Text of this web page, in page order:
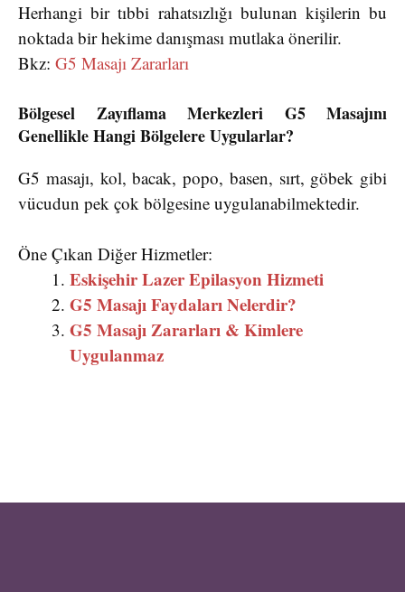
Herhangi bir tıbbi rahatsızlığı bulunan kişilerin bu
noktada bir hekime danışması mutlaka önerilir.
Bkz: G5 Masajı Zararları
Bölgesel Zayıflama Merkezleri G5 Masajını
Genellikle Hangi Bölgelere Uygularlar?
G5 masajı, kol, bacak, popo, basen, sırt, göbek gibi
vücudun pek çok bölgesine uygulanabilmektedir.
Öne Çıkan Diğer Hizmetler:
Eskişehir Lazer Epilasyon Hizmeti
G5 Masajı Faydaları Nelerdir?
G5 Masajı Zararları & Kimlere
Uygulanmaz